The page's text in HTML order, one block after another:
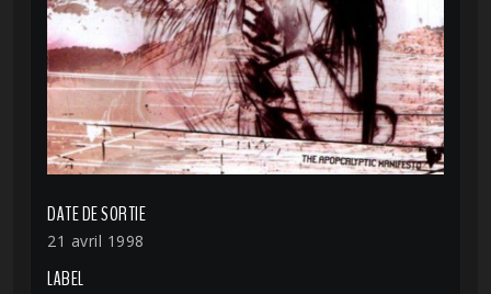
DATE DE SORTIE
21 avril 1998
LABEL